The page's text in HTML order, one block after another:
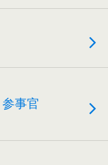
事官